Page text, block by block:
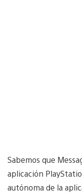
Sabemos que
aplicación
autónoma de la